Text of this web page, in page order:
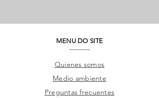
MENU DO SITE
Quienes somos
Medio ambiente
Preguntas frecuentes